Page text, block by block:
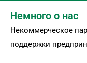
Немного о нас
Некоммерческое
поддержки